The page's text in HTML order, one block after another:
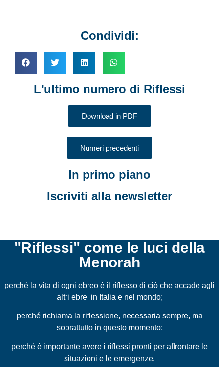
Condividi:
L'ultimo numero di Riflessi
Download in PDF
Numeri precedenti
In primo piano
Iscriviti alla newsletter
"Riflessi" come le luci della
Menorah
perché la vita di ogni ebreo è il riflesso di ciò che accade agli
altri ebrei in Italia e nel mondo;
perché richiama la riflessione, necessaria sempre, ma
soprattutto in questo momento;
perché è importante avere i riflessi pronti per affrontare le
situazioni e le emergenze.